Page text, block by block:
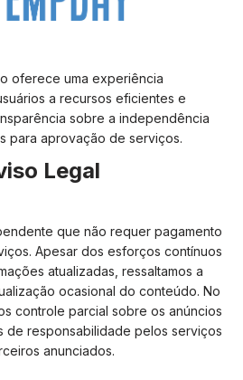
oferece uma experiência
a recursos eficientes e
sobre a independência
para aprovação de serviços.
Legal
que não requer pagamento
Apesar dos esforços contínuos
atualizadas, ressaltamos a
ocasional do conteúdo. No
controle parcial sobre os anúncios
de responsabilidade pelos serviços
anunciados.